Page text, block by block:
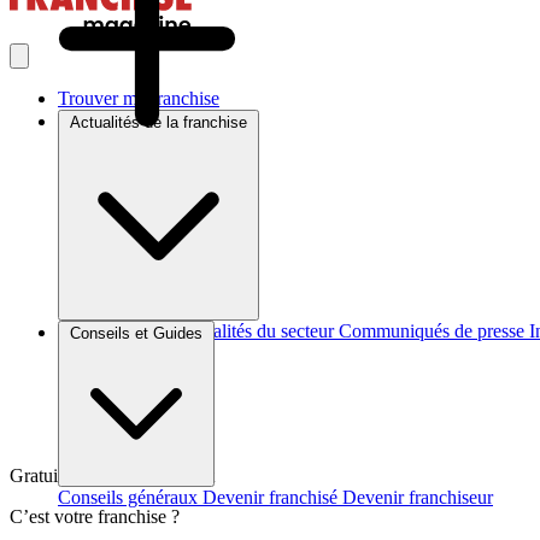
Trouver ma franchise
Actualités de la franchise
Brèves et actus Actualités du secteur Communiqués de presse
Conseils et Guides
Conseils généraux Devenir franchisé Devenir franchiseur
Gratuit et sans engagement
C’est votre franchise ?